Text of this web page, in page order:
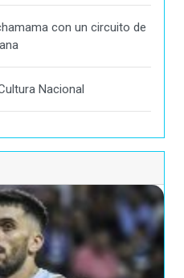
con un circuito de
Nacional